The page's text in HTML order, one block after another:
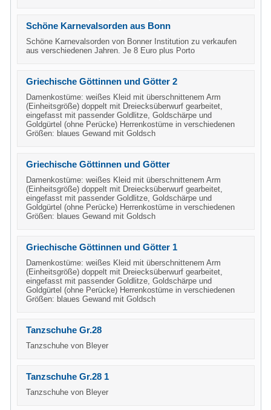
Schöne Karnevalsorden aus Bonn
Schöne Karnevalsorden von Bonner Institution zu verkaufen
aus verschiedenen Jahren. Je 8 Euro plus Porto
Griechische Göttinnen und Götter 2
Damenkostüme: weißes Kleid mit überschnittenem Arm
(Einheitsgröße) doppelt mit Dreiecksüberwurf gearbeitet,
eingefasst mit passender Goldlitze, Goldschärpe und
Goldgürtel (ohne Perücke) Herrenkostüme in verschiedenen
Größen: blaues Gewand mit Goldsch
Griechische Göttinnen und Götter
Damenkostüme: weißes Kleid mit überschnittenem Arm
(Einheitsgröße) doppelt mit Dreiecksüberwurf gearbeitet,
eingefasst mit passender Goldlitze, Goldschärpe und
Goldgürtel (ohne Perücke) Herrenkostüme in verschiedenen
Größen: blaues Gewand mit Goldsch
Griechische Göttinnen und Götter 1
Damenkostüme: weißes Kleid mit überschnittenem Arm
(Einheitsgröße) doppelt mit Dreiecksüberwurf gearbeitet,
eingefasst mit passender Goldlitze, Goldschärpe und
Goldgürtel (ohne Perücke) Herrenkostüme in verschiedenen
Größen: blaues Gewand mit Goldsch
Tanzschuhe Gr.28
Tanzschuhe von Bleyer
Tanzschuhe Gr.28 1
Tanzschuhe von Bleyer